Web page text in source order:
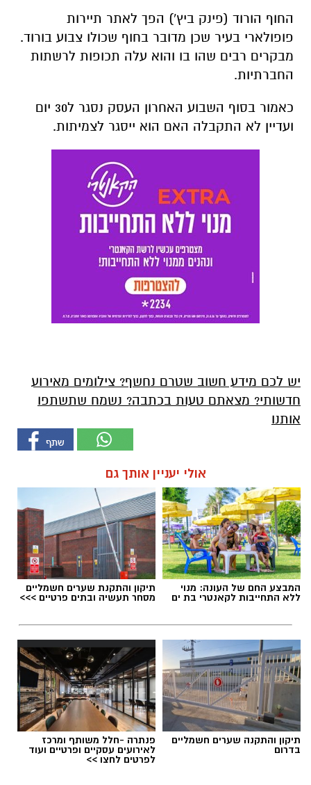
החוף הורוד (פינק ביץ') הפך לאתר תיירות
פופולארי בעיר שכן מדובר בחוף שכולו צבוע בורוד.
מבקרים רבים שהו בו והוא עלה תכופות לרשתות
החברתיות.
כאמור בסוף השבוע האחרון העסק נסגר ל30 יום
ועדיין לא התקבלה האם הוא ייסגר לצמיתות.
יש לכם מידע חשוב שטרם נחשף? צילומים מאירוע
חדשותי? מצאתם טעות בכתבה? נשמח שתשתפו
אותנו
אולי יעניין אותך גם
המבצע החם של העונה: מנוי
ללא התחייבות לקאנטרי בת ים
תיקון והתקנת שערים חשמליים
מסחר תעשיה ובתים פרטיים >>>
תיקון והתקנה שערים חשמליים
בדרום
פנתרה -חלל משותף ומרכז
לאירועים עסקיים ופרטיים ועוד
לפרטים לחצו >>